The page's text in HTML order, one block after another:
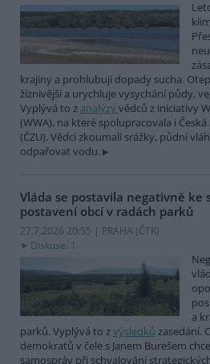
krajiny a prohlubují dopady sucha.
žíznivější a urychluje vysychání půdy,
Vyplývá to z analýzy vědců z iniciativy
(WWA), na které spolupracovala i
(ČZU). Vědci zkoumali srážky, půdní
odpařovat vodu.
Vláda se postavila negativně ke
postavení obcí v radách parků
27.7.2026 20:55 | PRAHA (ČTK)
Diskuse: 1
a
parků. Vyplývá to zvýsledků zasedání.
demokratů v čele s Janem Burešem
samospráv při schvalování